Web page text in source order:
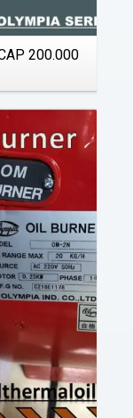
200.000